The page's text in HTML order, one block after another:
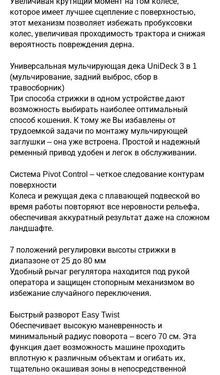
которое имеет лучшее сцепление с поверхностью,
этот механизм позволяет избежать пробуксовки
колес, увеличивая проходимость трактора и снижая
вероятность повреждения дерна.
Универсальная мульчирующая дека UniDeck 3 в 1
(мульчирование, задний выброс, сбор в
травосборник)
Три способа стрижки в одном устройстве дают
возможность выбирать наиболее оптимальный
способ кошения. К тому же Вы избавлены от
трудоемкой задачи по монтажу мульчирующей
заглушки – она уже встроена. Простой и надежный
ременный привод удобен и легок в обслуживании.
Система Pivot Control – четкое следование контурам
поверхности
Колеса и режущая дека с плавающей подвеской во
время работы повторяют все неровности рельефа,
обеспечивая аккуратный результат даже на сложном
ландшафте.
7 положений регулировки высоты стрижки в
диапазоне от 25 до 80 мм
Удобный рычаг регулятора находится под рукой
оператора и защищен стопорным механизмом во
избежание случайного переключения.
Быстрый разворот Easy Twist
Обеспечивает высокую маневренность и
минимальный радиус поворота – всего 70 см. Эта
функция дает возможность машине проходить
вплотную к различным объектам и огибать их,
тщательно окашивая зоны в непосредственной